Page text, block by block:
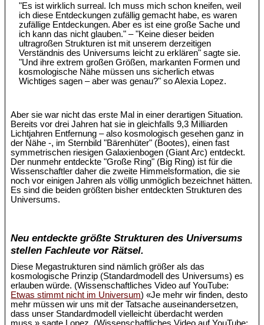
"Es ist wirklich surreal. Ich muss mich schon kneifen, weil
ich diese Entdeckungen zufällig gemacht habe, es waren
zufällige Entdeckungen. Aber es ist eine große Sache und
ich kann das nicht glauben." – "Keine dieser beiden
ultragroßen Strukturen ist mit unserem derzeitigen
Verständnis des Universums leicht zu erklären" sagte sie.
"Und ihre extrem großen Größen, markanten Formen und
kosmologische Nähe müssen uns sicherlich etwas
Wichtiges sagen – aber was genau?" so Alexia Lopez.
Aber sie war nicht das erste Mal in einer derartigen Situation.
Bereits vor drei Jahren hat sie in gleichfalls 9,3 Milliarden
Lichtjahren Entfernung – also kosmologisch gesehen ganz in
der Nähe -, im Sternbild "Bärenhüter" (Bootes), einen fast
symmetrischen riesigen Galaxienbogen (Giant Arc) entdeckt.
Der nunmehr entdeckte "Große Ring" (Big Ring) ist für die
Wissenschaftler daher die zweite Himmelsformation, die sie
noch vor einigen Jahren als völlig unmöglich bezeichnet hätten.
Es sind die beiden größten bisher entdeckten Strukturen des
Universums.
Neu entdeckte größte Strukturen des Universums
stellen Fachleute vor Rätsel.
Diese Megastrukturen sind nämlich größer als das
kosmologische Prinzip (Standardmodell des Universums) es
erlauben würde. (Wissenschaftliches Video auf YouTube:
Etwas stimmt nicht im Universum) «Je mehr wir finden, desto
mehr müssen wir uns mit der Tatsache auseinandersetzen,
dass unser Standardmodell vielleicht überdacht werden